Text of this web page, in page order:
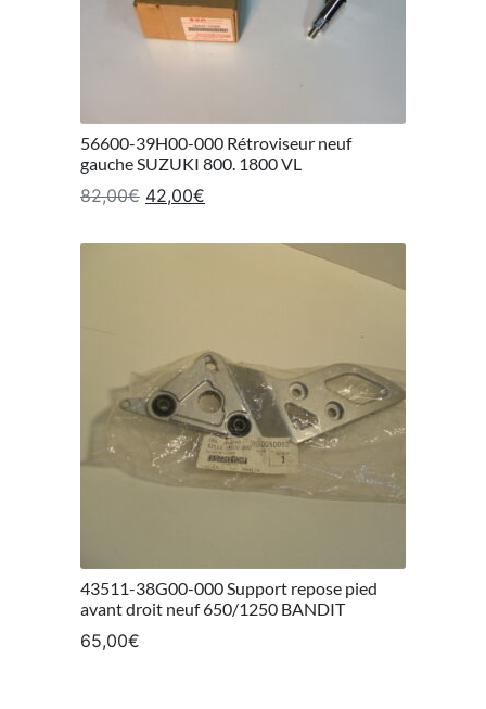
56600-39H00-000 Rétroviseur neuf
gauche SUZUKI 800. 1800 VL
82,00€ Le prix initial était : 82,00€.
42,00€
43511-38G00-000 Support repose pied
avant droit neuf 650/1250 BANDIT
65,00€